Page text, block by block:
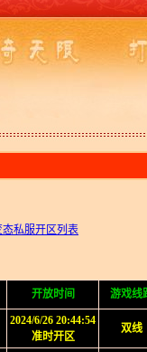
私服开区列表
开放时间 游戏线
2024/6/26 20:44:54
准时开区
双线